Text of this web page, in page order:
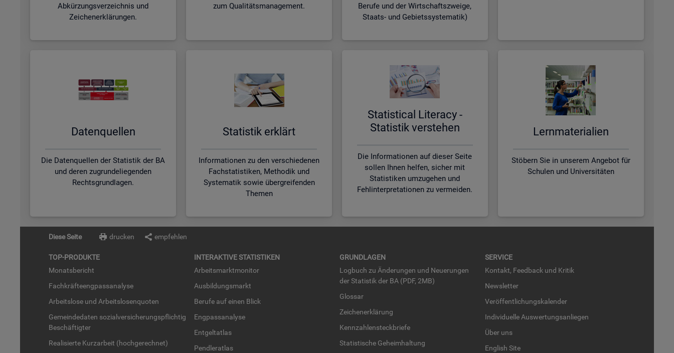
Abkürzungsverzeichnis und
Zeichenerklärungen.
zum Qualitätsmanagement.
Berufe und der Wirtschaftszweige,
Staats- und Gebietssystematik)
Da­ten­quel­len
Die Datenquellen der Statistik der BA
und deren zugrundeliegenden
Rechtsgrundlagen.
Sta­tis­tik er­klärt
Informationen zu den verschiedenen
Fachstatistiken, Methodik und
Systematik sowie übergreifenden
Themen
Sta­ti­s­ti­cal Li­te­r­acy -
Sta­tis­tik ver­ste­hen
Die Informationen auf dieser Seite
sollen Ihnen helfen, sicher mit
Statistiken umzugehen und
Fehlinterpretationen zu vermeiden.
Lern­ma­te­ria­li­en
Stöbern Sie in unserem Angebot für
Schulen und Universitäten
Diese Seite drucken empfehlen
TOP-PRO­DUK­TE
Mo­nats­be­richt
Fach­kräf­te­eng­pass­ana­ly­se
Ar­beits­lo­se und Ar­beits­lo­sen­quo­ten
Ge­mein­de­da­ten so­zi­al­ver­si­che­rungs­pflich­tig
Be­schäf­tig­ter
Rea­li­sier­te Kurz­ar­beit (hoch­ge­rech­net)
IN­TER­AK­TI­VE STA­TIS­TI­KEN
Ar­beits­markt­mo­ni­tor
Aus­bil­dungs­markt
Be­ru­fe auf einen Blick
Eng­pass­ana­ly­se
Ent­gel­t­at­las
Pend­ler­at­las
GRUND­LA­GEN
Log­buch zu Än­de­run­gen und Neue­run­gen
der Sta­tis­tik der BA (PDF, 2MB)
Glos­sar
Zei­chen­er­klä­rung
Kenn­zah­len­steck­brie­fe
Sta­tis­ti­sche Ge­heim­hal­tung
SER­VICE
Kon­takt, Feed­back und Kri­tik
News­let­ter
Ver­öf­fent­li­chungs­ka­len­der
In­di­vi­du­el­le Aus­wer­tungs­an­lie­gen
Über uns
English Site